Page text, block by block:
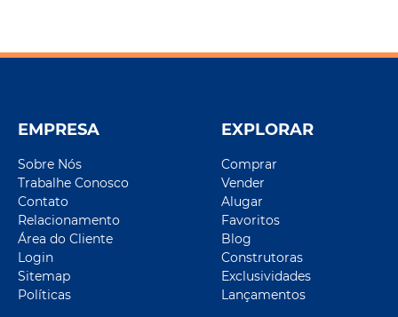
EMPRESA
Sobre Nós
Trabalhe Conosco
Contato
Relacionamento
Área do Cliente
Login
Sitemap
Políticas
EXPLORAR
Comprar
Vender
Alugar
Favoritos
Blog
Construtoras
Exclusividades
Lançamentos